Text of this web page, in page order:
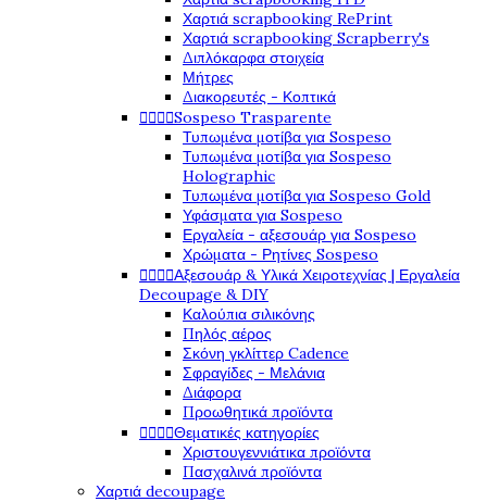
Χαρτιά scrapbooking RePrint
Χαρτιά scrapbooking Scrapberry's
Διπλόκαρφα στοιχεία
Μήτρες
Διακορευτές - Κοπτικά
Sospeso Trasparente
Τυπωμένα μοτίβα για Sospeso
Τυπωμένα μοτίβα για Sospeso
Holographic
Τυπωμένα μοτίβα για Sospeso Gold
Υφάσματα για Sospeso
Εργαλεία - αξεσουάρ για Sospeso
Χρώματα - Ρητίνες Sospeso
Αξεσουάρ & Υλικά Χειροτεχνίας | Εργαλεία
Decoupage & DIY
Καλούπια σιλικόνης
Πηλός αέρος
Σκόνη γκλίττερ Cadence
Σφραγίδες - Μελάνια
Διάφορα
Προωθητικά προϊόντα
Θεματικές κατηγορίες
Χριστουγεννιάτικα προϊόντα
Πασχαλινά προϊόντα
Χαρτιά decoupage